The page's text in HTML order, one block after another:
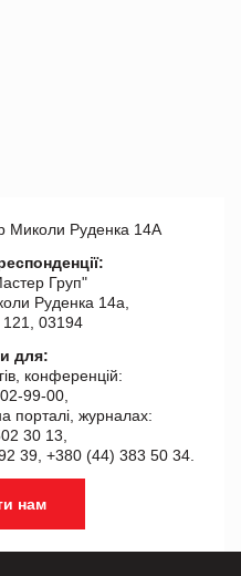
Миколи Руденка 14А
Груп"
Руденка 14а,
03194
для:
конференцій:
99-00,
порталі, журналах:
30 13,
39, +380 (44) 383 50 34.
нам